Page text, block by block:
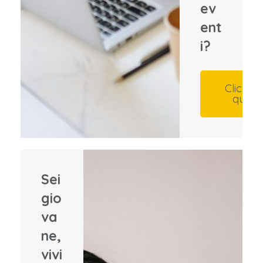
ev
ent
i?
Clicca
qui
Sei
gio
va
ne,
vivi